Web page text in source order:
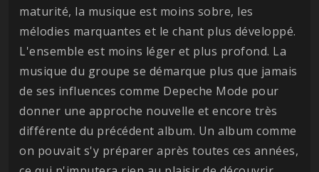
maturité, la musique est moins sobre, les
mélodies marquantes et le chant plus développé.
L'ensemble est moins léger et plus profond. La
musique du groupe se démarque plus que jamais
de ses influences comme Depeche Mode pour
donner une approche nouvelle et encore très
différente du précédent album. Un album comme
on pouvait s'y préparer après toutes ces années,